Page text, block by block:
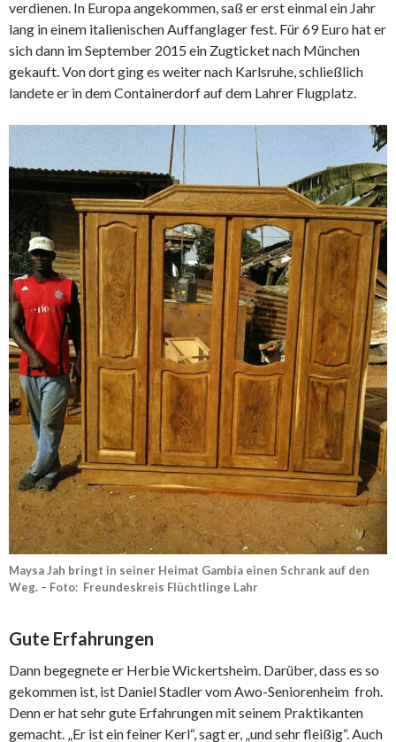
verdienen. In Europa angekommen, saß er erst einmal ein Jahr
lang in einem italienischen Auffanglager fest. Für 69 Euro hat er
sich dann im September 2015 ein Zugticket nach München
gekauft. Von dort ging es weiter nach Karlsruhe, schließlich
landete er in dem Containerdorf auf dem Lahrer Flugplatz.
Maysa Jah bringt in seiner Heimat Gambia einen Schrank auf den
Weg. – Foto: Freundeskreis Flüchtlinge Lahr
Gute Erfahrungen
Dann begegnete er Herbie Wickertsheim. Darüber, dass es so
gekommen ist, ist Daniel Stadler vom Awo-Seniorenheim froh.
Denn er hat sehr gute Erfahrungen mit seinem Praktikanten
gemacht. „Er ist ein feiner Kerl“, sagt er, „und sehr fleißig“. Auch